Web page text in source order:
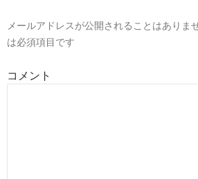
メールアドレスが公開されることはありませ
は必須項目です
コメント